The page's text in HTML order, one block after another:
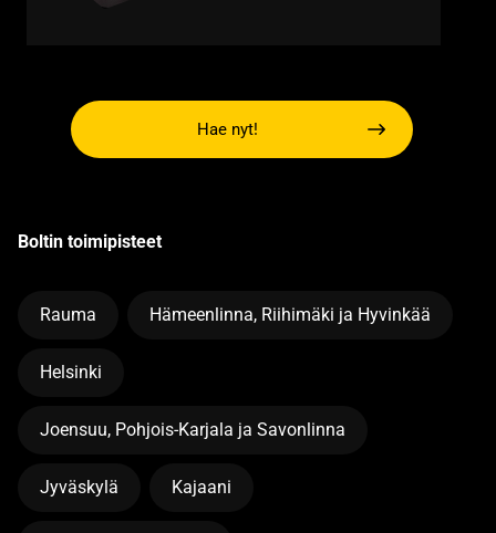
Hae nyt!
Boltin toimipisteet
Rauma Hämeenlinna, Riihimäki ja Hyvinkää
Helsinki
Joensuu, Pohjois-Karjala ja Savonlinna
Jyväskylä Kajaani